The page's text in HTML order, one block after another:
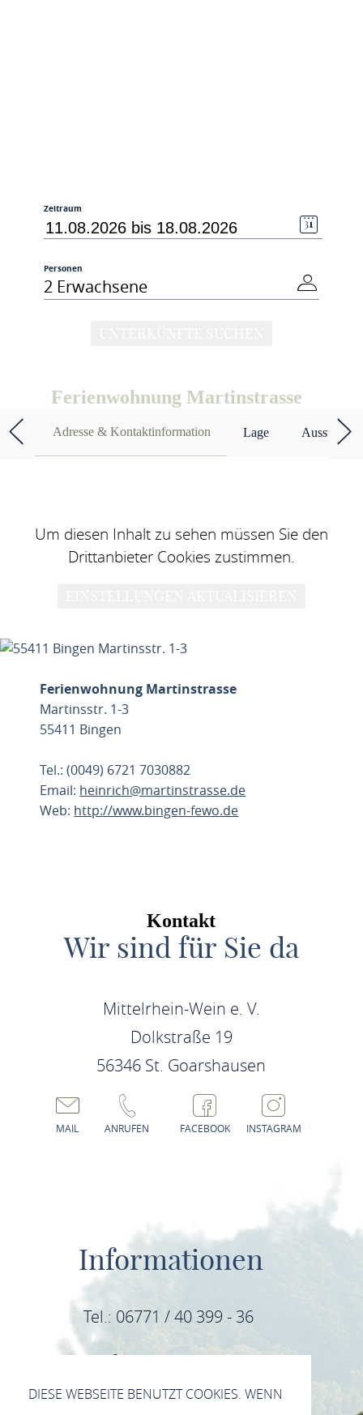
Zeitraum
Personen
2 Erwachsene
Ferienwohnung Martinstrasse
Adresse & Kontaktinformation Lage
Um diesen Inhalt zu sehen müssen Sie den
Drittanbieter Cookies zustimmen.
Ferienwohnung Martinstrasse
Martinsstr. 1-3
55411 Bingen
Tel.: (0049) 6721 7030882
Email: heinrich@martinstrasse.de
Web: http://www.bingen-fewo.de
Kontakt
Wir sind für Sie da
Mittelrhein-Wein e. V.
Dolkstraße 19
56346 St. Goarshausen
MAIL ANRUFEN FACEBOOK INSTAGRAM
Informationen
Tel.: 06771 / 40 399 - 36
E-Mail: info@mittelrhein-wein.com
IMPRESSUM
DIESE WEBSEITE BENUTZT COOKIES. WENN